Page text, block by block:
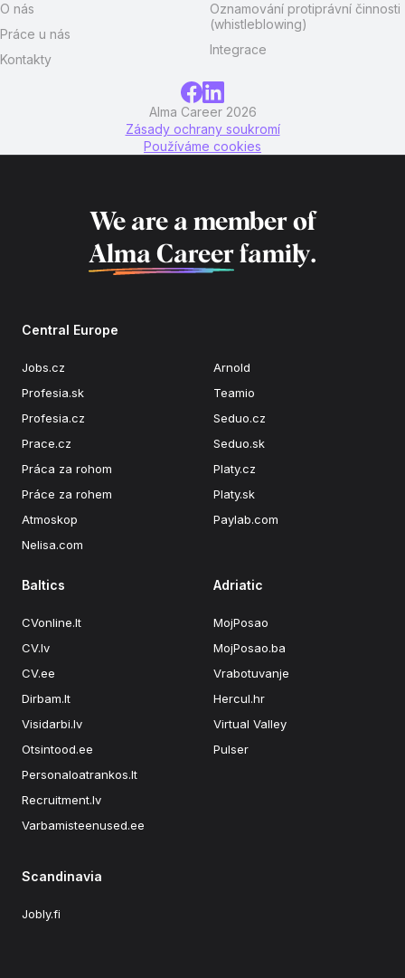
O nás
Práce u nás
Kontakty
Oznamování protiprávní činnosti
(whistleblowing)
Integrace
Alma Career 2026
Zásady ochrany soukromí
Používáme cookies
We are a member of
Alma Career family.
Central Europe
Jobs.cz
Profesia.sk
Profesia.cz
Prace.cz
Práca za rohom
Práce za rohem
Atmoskop
Nelisa.com
Arnold
Teamio
Seduo.cz
Seduo.sk
Platy.cz
Platy.sk
Paylab.com
Baltics
CVonline.lt
CV.lv
CV.ee
Dirbam.lt
Visidarbi.lv
Otsintood.ee
Personaloatrankos.lt
Recruitment.lv
Varbamisteenused.ee
Adriatic
MojPosao
MojPosao.ba
Vrabotuvanje
Hercul.hr
Virtual Valley
Pulser
Scandinavia
Jobly.fi